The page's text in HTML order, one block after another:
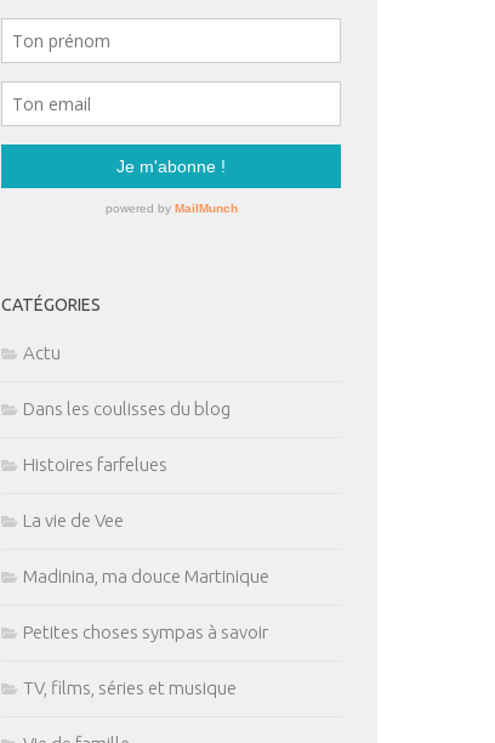
CATÉGORIES
Actu
Dans les coulisses du blog
Histoires farfelues
La vie de Vee
Madinina, ma douce Martinique
Petites choses sympas à savoir
TV, films, séries et musique